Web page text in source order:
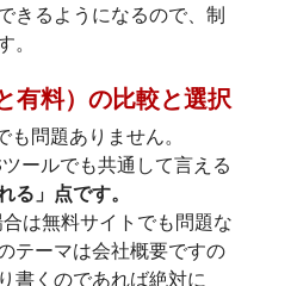
きるようになるので、制
。
有料）の比較と選択
問題ありません。
ールでも共通して言える
る」点です。
は無料サイトでも問題な
テーマは会社概要ですの
書くのであれば絶対に